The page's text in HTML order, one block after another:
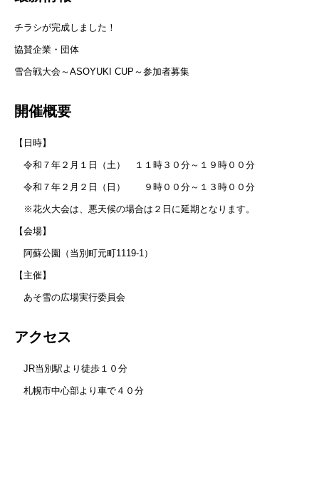
チラシが完成しました！
協賛企業・団体
雪合戦大会～ASOYUKI CUP～参加者募集
開催概要
【日時】
令和７年２月１日（土） １１時３０分～１９時００分
令和７年２月２日（日） ９時００分～１３時００分
※花火大会は、悪天候の場合は２日に延期となります。
【会場】
阿蘇公園（当別町元町1119-1）
【主催】
あそ雪の広場実行委員会
アクセス
JR当別駅より徒歩１０分
札幌市中心部より車で４０分